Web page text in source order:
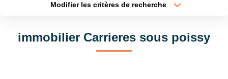
Nos Conseils
Modifier les critères de recherche
Type de bien
immobilier Carrieres sous poissy